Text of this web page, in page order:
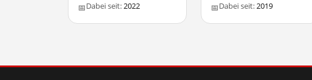
📅Dabei seit:2022 📅Dabei seit:2019